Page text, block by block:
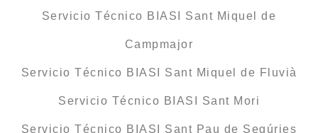
Servicio Técnico BIASI Sant Miquel de
Campmajor
Servicio Técnico BIASI Sant Miquel de Fluvià
Servicio Técnico BIASI Sant Mori
Servicio Técnico BIASI Sant Pau de Segúries